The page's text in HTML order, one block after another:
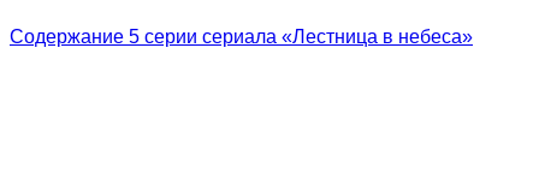
Содержание 5 серии сериала «Лестница в небеса»